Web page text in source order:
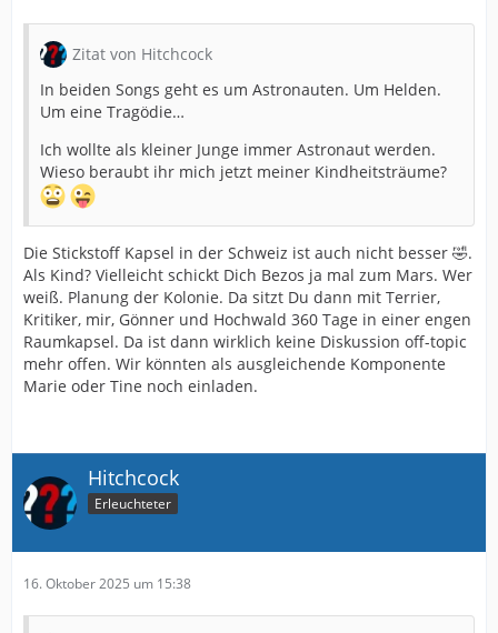
Zitat von Hitchcock
In beiden Songs geht es um Astronauten. Um Helden.
Um eine Tragödie…
Ich wollte als kleiner Junge immer Astronaut werden.
Wieso beraubt ihr mich jetzt meiner Kindheitsträume?
Die Stickstoff Kapsel in der Schweiz ist auch nicht besser 🤣.
Als Kind? Vielleicht schickt Dich Bezos ja mal zum Mars. Wer
weiß. Planung der Kolonie. Da sitzt Du dann mit Terrier,
Kritiker, mir, Gönner und Hochwald 360 Tage in einer engen
Raumkapsel. Da ist dann wirklich keine Diskussion off-topic
mehr offen. Wir könnten als ausgleichende Komponente
Marie oder Tine noch einladen.
Hitchcock
Erleuchteter
16. Oktober 2025 um 15:38